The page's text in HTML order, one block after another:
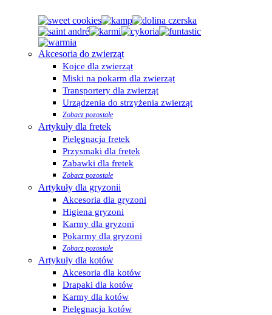
Akcesoria do zwierząt
Kojce dla zwierząt
Miski na pokarm dla zwierząt
Transportery dla zwierząt
Urządzenia do strzyżenia zwierząt
Zobacz pozostałe
Artykuły dla fretek
Pielęgnacja fretek
Przysmaki dla fretek
Zabawki dla fretek
Zobacz pozostałe
Artykuły dla gryzonii
Akcesoria dla gryzoni
Higiena gryzoni
Karmy dla gryzoni
Pokarmy dla gryzoni
Zobacz pozostałe
Artykuły dla kotów
Akcesoria dla kotów
Drapaki dla kotów
Karmy dla kotów
Pielęgnacja kotów